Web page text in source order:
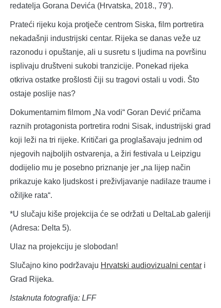
redatelja Gorana Devića (Hrvatska, 2018., 79′).
Prateći rijeku koja protječe centrom Siska, film portretira
nekadašnji industrijski centar. Rijeka se danas veže uz
razonodu i opuštanje, ali u susretu s ljudima na površinu
isplivaju društveni sukobi tranzicije. Ponekad rijeka
otkriva ostatke prošlosti čiji su tragovi ostali u vodi. Što
ostaje poslije nas?
Dokumentarnim filmom „Na vodi“ Goran Dević pričama
raznih protagonista portretira rodni Sisak, industrijski grad
koji leži na tri rijeke. Kritičari ga proglašavaju jednim od
njegovih najboljih ostvarenja, a žiri festivala u Leipzigu
dodijelio mu je posebno priznanje jer „na lijep način
prikazuje kako ljudskost i preživljavanje nadilaze traume i
ožiljke rata“.
*U slučaju kiše projekcija će se održati u DeltaLab galeriji
(Adresa: Delta 5).
Ulaz na projekciju je slobodan!
Slučajno kino podržavaju Hrvatski audiovizualni centar i
Grad Rijeka.
Istaknuta fotografija: LFF